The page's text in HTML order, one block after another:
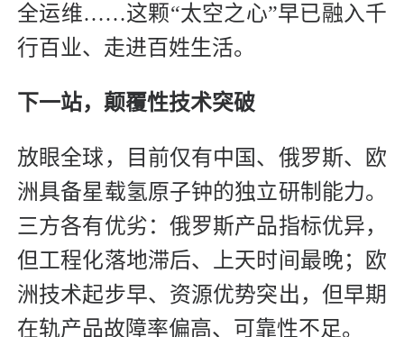
全运维……这颗“太空之心”早已融入千
行百业、走进百姓生活。
下一站，颠覆性技术突破
放眼全球，目前仅有中国、俄罗斯、欧
洲具备星载氢原子钟的独立研制能力。
三方各有优劣：俄罗斯产品指标优异，
但工程化落地滞后、上天时间最晚；欧
洲技术起步早、资源优势突出，但早期
在轨产品故障率偏高、可靠性不足。